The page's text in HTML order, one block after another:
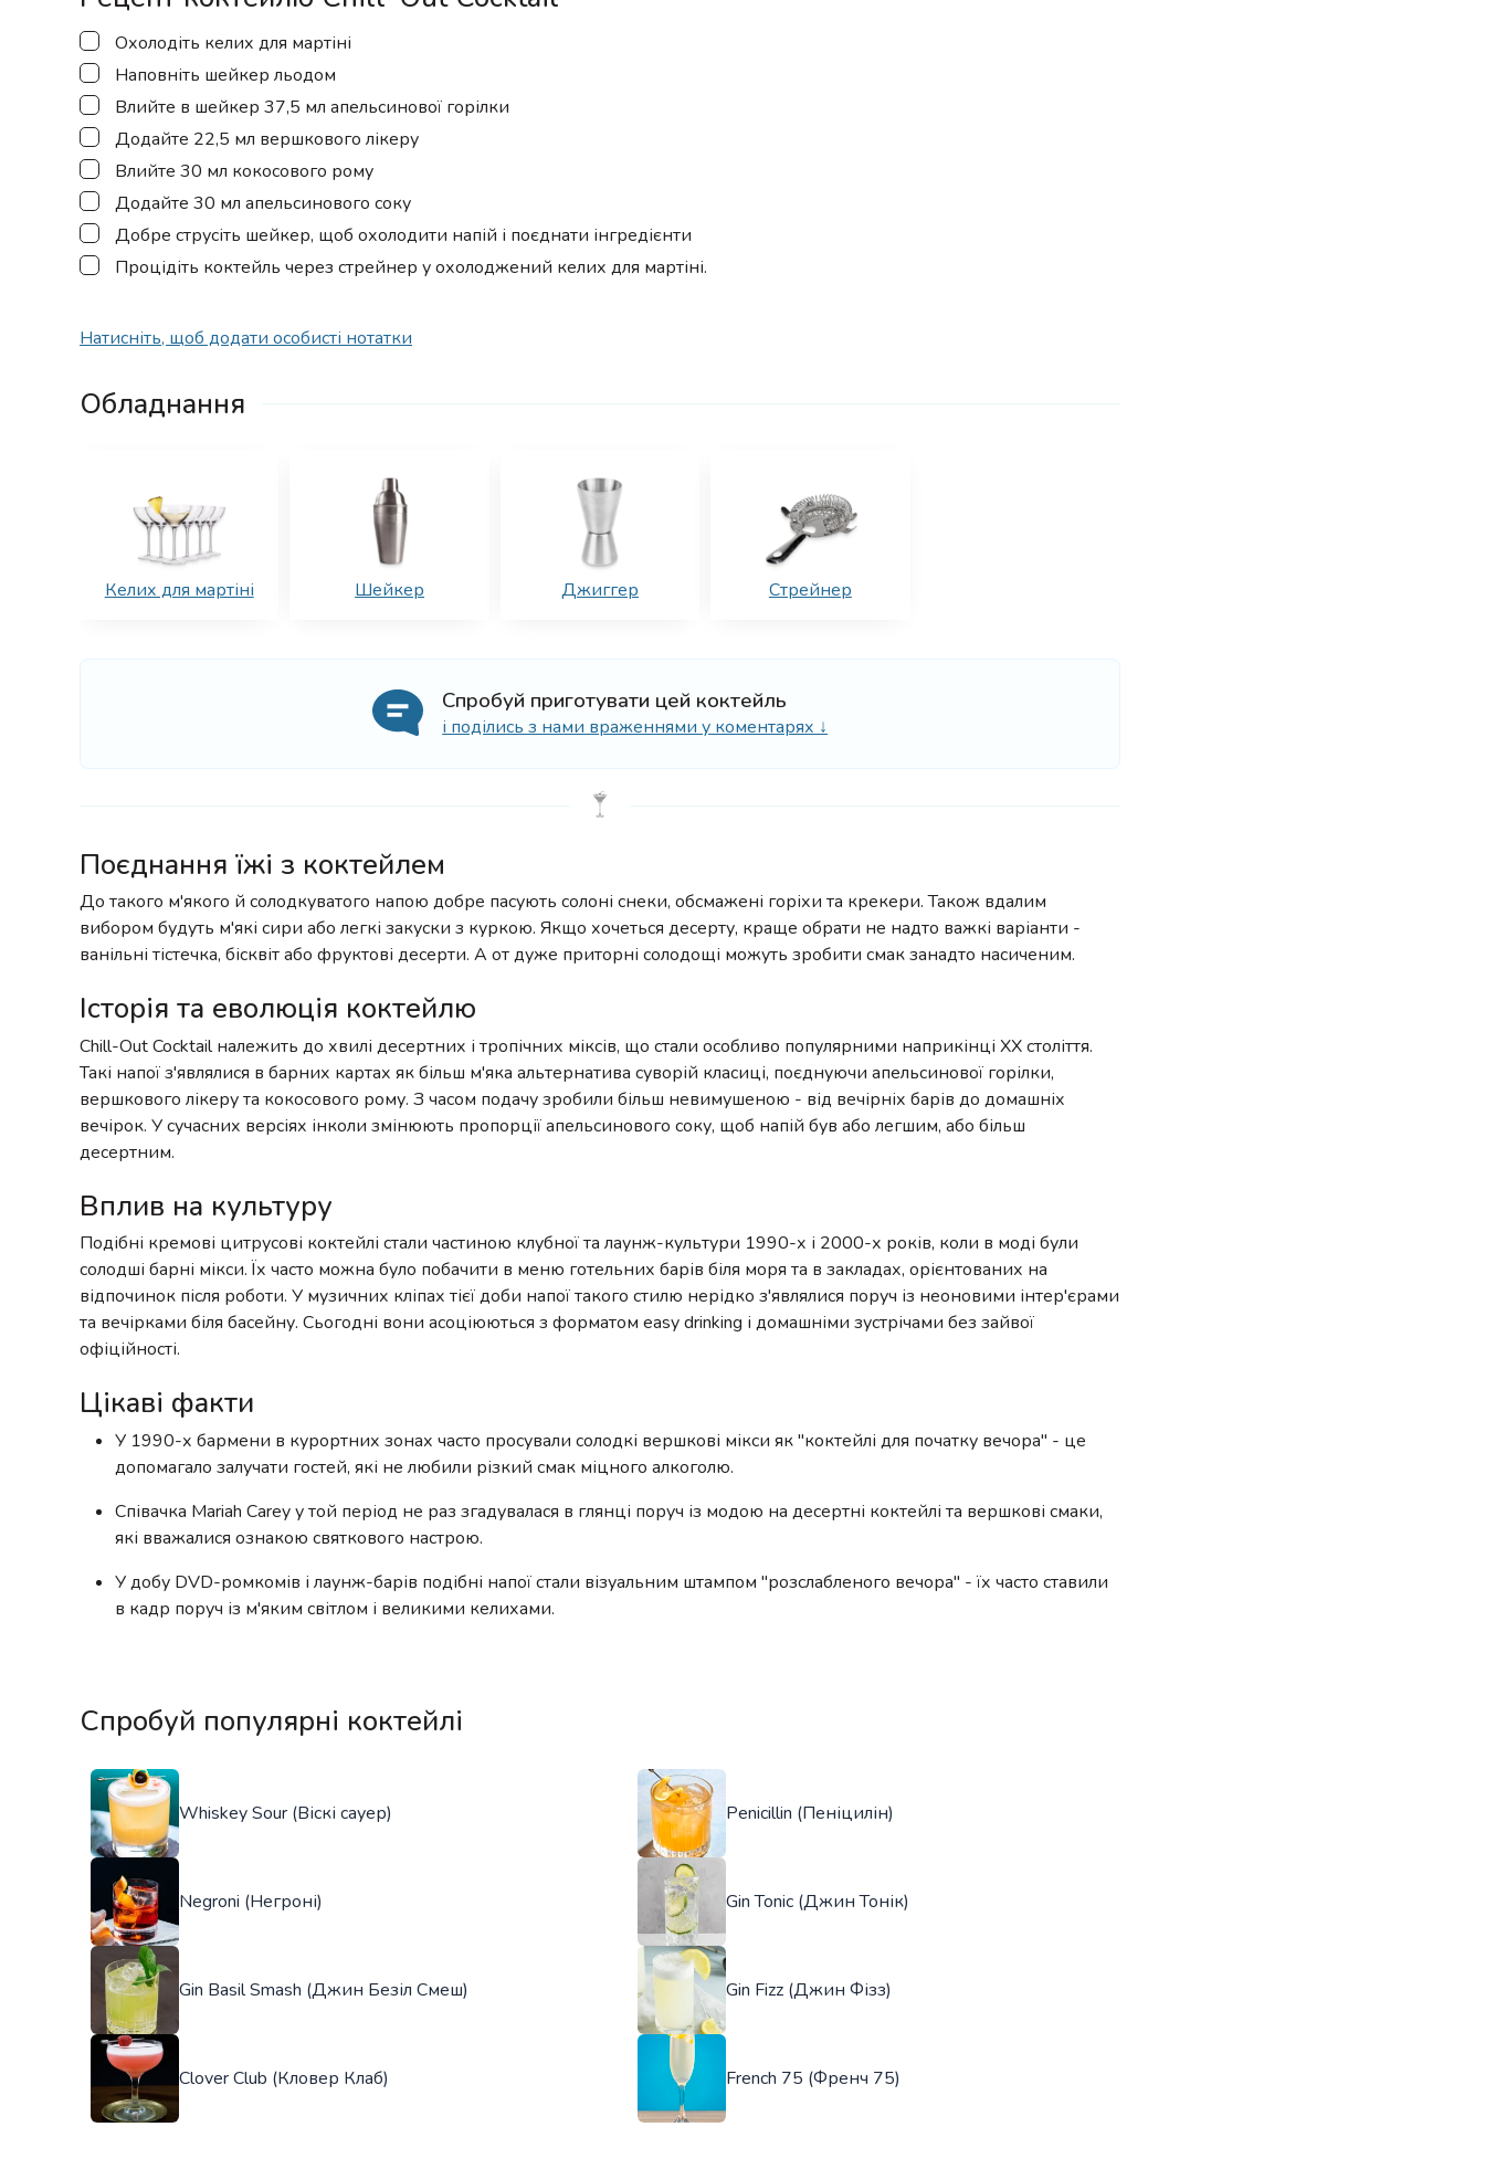
▢
Охолодіть келих для мартіні
▢
Наповніть шейкер льодом
▢
Влийте в шейкер 37,5 мл апельсинової горілки
▢
Додайте 22,5 мл вершкового лікеру
▢
Влийте 30 мл кокосового рому
▢
Додайте 30 мл апельсинового соку
▢
Добре струсіть шейкер, щоб охолодити напій і поєднати інгредієнти
▢
Процідіть коктейль через стрейнер у охолоджений келих для мартіні.
Натисніть, щоб додати особисті нотатки
Обладнання
Келих для мартіні Шейкер Джиггер Стрейнер
Спробуй приготувати цей коктейль
і поділись з нами враженнями у коментарях ↓
Поєднання їжі з коктейлем
До такого м'якого й солодкуватого напою добре пасують солоні снеки, обсмажені горіхи та крекери. Також вдалим
вибором будуть м'які сири або легкі закуски з куркою. Якщо хочеться десерту, краще обрати не надто важкі варіанти -
ванільні тістечка, бісквіт або фруктові десерти. А от дуже приторні солодощі можуть зробити смак занадто насиченим.
Історія та еволюція коктейлю
Chill-Out Cocktail належить до хвилі десертних і тропічних міксів, що стали особливо популярними наприкінці XX століття.
Такі напої з'являлися в барних картах як більш м'яка альтернатива суворій класиці, поєднуючи апельсинової горілки,
вершкового лікеру та кокосового рому. З часом подачу зробили більш невимушеною - від вечірніх барів до домашніх
вечірок. У сучасних версіях інколи змінюють пропорції апельсинового соку, щоб напій був або легшим, або більш
десертним.
Вплив на культуру
Подібні кремові цитрусові коктейлі стали частиною клубної та лаунж-культури 1990-х і 2000-х років, коли в моді були
солодші барні мікси. Їх часто можна було побачити в меню готельних барів біля моря та в закладах, орієнтованих на
відпочинок після роботи. У музичних кліпах тієї доби напої такого стилю нерідко з'являлися поруч із неоновими інтер'єрами
та вечірками біля басейну. Сьогодні вони асоціюються з форматом easy drinking і домашніми зустрічами без зайвої
офіційності.
Цікаві факти
У 1990-х бармени в курортних зонах часто просували солодкі вершкові мікси як "коктейлі для початку вечора" - це
допомагало залучати гостей, які не любили різкий смак міцного алкоголю.
Співачка Mariah Carey у той період не раз згадувалася в глянці поруч із модою на десертні коктейлі та вершкові смаки,
які вважалися ознакою святкового настрою.
У добу DVD-ромкомів і лаунж-барів подібні напої стали візуальним штампом "розслабленого вечора" - їх часто ставили
в кадр поруч із м'яким світлом і великими келихами.
Спробуй популярні коктейлі
Whiskey Sour (Віскі сауер) Penicillin (Пеніцилін)
Negroni (Негроні) Gin Tonic (Джин Тонік)
Gin Basil Smash (Джин Безіл Смеш) Gin Fizz (Джин Фізз)
Clover Club (Кловер Клаб) French 75 (Френч 75)